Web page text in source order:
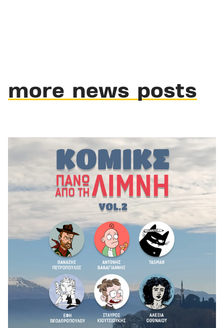
more news posts